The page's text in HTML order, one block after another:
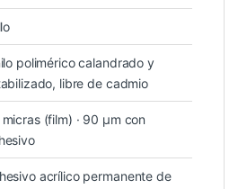
polimérico calandrado y
libre de cadmio
(film) · 90 µm con
acrílico permanente de